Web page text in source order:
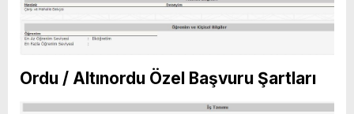
Ordu / Altınordu Özel Başvuru Şartları